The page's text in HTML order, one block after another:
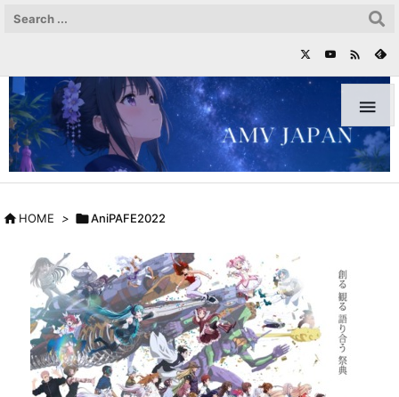


HOME > AniPAFE2022